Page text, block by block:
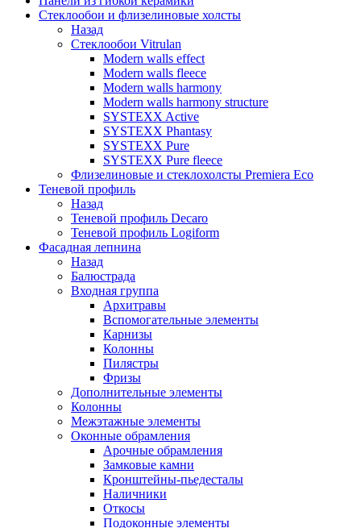
Стеклообои и флизелиновые холсты
Назад
Стеклообои Vitrulan
Modern walls effect
Modern walls fleece
Modern walls harmony
Modern walls harmony structure
SYSTEXX Active
SYSTEXX Phantasy
SYSTEXX Pure
SYSTEXX Pure fleece
Флизелиновые и стеклохолсты Premiera Eco
Теневой профиль
Назад
Теневой профиль Decaro
Теневой профиль Logiform
Фасадная лепнина
Назад
Балюстрада
Входная группа
Архитравы
Вспомогательные элементы
Карнизы
Колонны
Пилястры
Фризы
Дополнительные элементы
Колонны
Межэтажные элементы
Оконные обрамления
Арочные обрамления
Замковые камни
Кронштейны-пьедесталы
Наличники
Откосы
Подоконные элементы